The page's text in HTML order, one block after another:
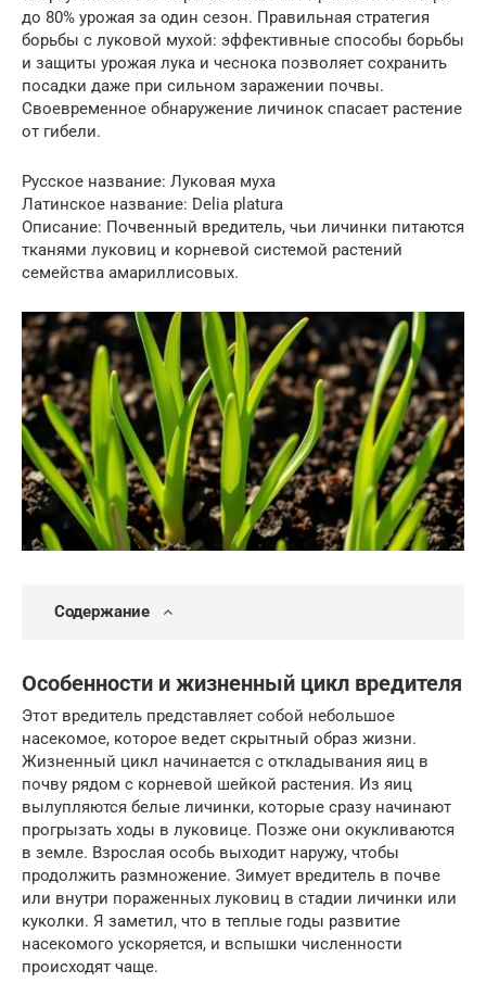
до 80% урожая за один сезон. Правильная стратегия
борьбы с луковой мухой: эффективные способы борьбы
и защиты урожая лука и чеснока позволяет сохранить
посадки даже при сильном заражении почвы.
Своевременное обнаружение личинок спасает растение
от гибели.
Русское название: Луковая муха
Латинское название: Delia platura
Описание: Почвенный вредитель, чьи личинки питаются
тканями луковиц и корневой системой растений
семейства амариллисовых.
Содержание
Особенности и жизненный цикл вредителя
Этот вредитель представляет собой небольшое
насекомое, которое ведет скрытный образ жизни.
Жизненный цикл начинается с откладывания яиц в
почву рядом с корневой шейкой растения. Из яиц
вылупляются белые личинки, которые сразу начинают
прогрызать ходы в луковице. Позже они окукливаются
в земле. Взрослая особь выходит наружу, чтобы
продолжить размножение. Зимует вредитель в почве
или внутри пораженных луковиц в стадии личинки или
куколки. Я заметил, что в теплые годы развитие
насекомого ускоряется, и вспышки численности
происходят чаще.